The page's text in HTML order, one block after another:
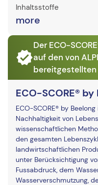
Inhaltsstoffe
more
Der ECO-
auf den von
ECO-SCORE®
ECO-SCORE® by
Nachhaltigkeit von
wissenschaftlichen
den gesamten
landwirtschaftlichen
unter Berücksichtigung
Fussabdruck, dem
Wasserverschmutzung,